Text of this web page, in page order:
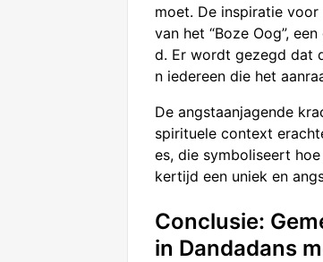
moet. De inspiratie
van het “Boze Oog”,
d. Er wordt gezegd dat
n iedereen die het
De angstaanjagende
spirituele context
es, die symboliseert
kertijd een uniek en
Conclusie:
in Dandadans